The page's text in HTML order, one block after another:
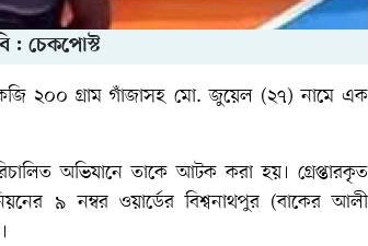
: চেকপোস্ট
২০০ গ্রাম গাঁজাসহ মো. জুয়েল (২৭) নামে এক
অভিযানে তাকে আটক করা হয়। গ্রেপ্তারকৃত
৯ নম্বর ওয়ার্ডের বিশ্বনাথপুর (বাকের আলী